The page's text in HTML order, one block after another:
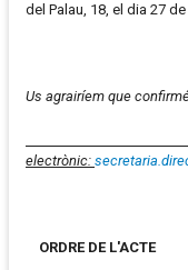
del Palau, 18, el dia 27
Us agrairíem que
electrònic:
ORDRE DE L'ACTE